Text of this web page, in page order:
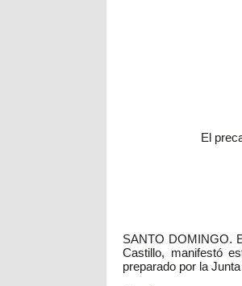
El
SANTO DOMINGO.
Castillo, manifestó
preparado por la